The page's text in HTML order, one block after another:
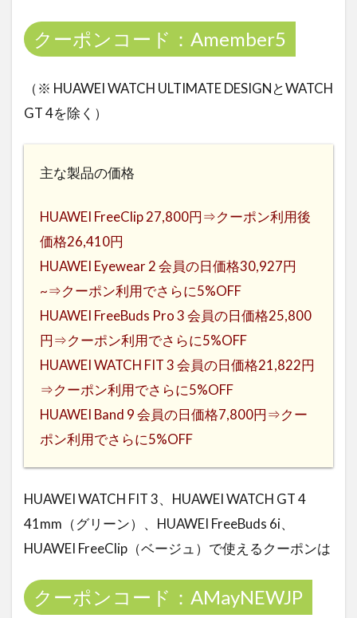
クーポンコード：Amember5
（※ HUAWEI WATCH ULTIMATE DESIGNとWATCH
GT 4を除く）
主な製品の価格
HUAWEI FreeClip 27,800円⇒クーポン利用後
価格26,410円
HUAWEI Eyewear 2 会員の日価格30,927円
~⇒クーポン利用でさらに5%OFF
HUAWEI FreeBuds Pro 3 会員の日価格25,800
円⇒クーポン利用でさらに5%OFF
HUAWEI WATCH FIT 3 会員の日価格21,822円
⇒クーポン利用でさらに5%OFF
HUAWEI Band 9 会員の日価格7,800円⇒クー
ポン利用でさらに5%OFF
HUAWEI WATCH FIT 3、HUAWEI WATCH GT 4
41mm（グリーン）、HUAWEI FreeBuds 6i、
HUAWEI FreeClip（ベージュ）で使えるクーポンは
クーポンコード：AMayNEWJP